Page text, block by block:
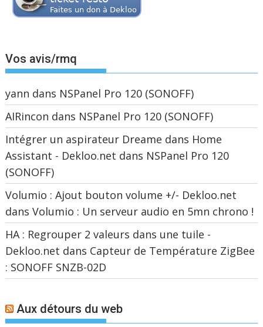
Vos avis/rmq
yann dans NSPanel Pro 120 (SONOFF)
AIRincon dans NSPanel Pro 120 (SONOFF)
Intégrer un aspirateur Dreame dans Home
Assistant - Dekloo.net dans NSPanel Pro 120
(SONOFF)
Volumio : Ajout bouton volume +/- Dekloo.net
dansVolumio : Un serveur audio en 5mn chrono !
HA : Regrouper 2 valeurs dans une tuile -
Dekloo.net dans Capteur de Température ZigBee
: SONOFF SNZB-02D
Aux détours du web